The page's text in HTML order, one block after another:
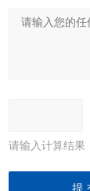
请输入计算结果